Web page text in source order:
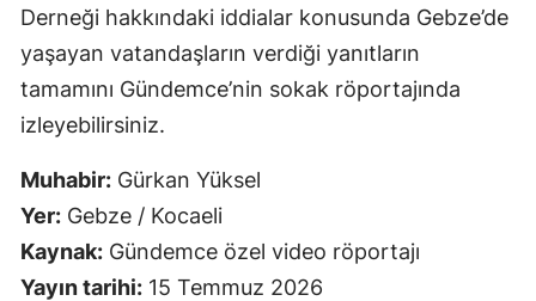
Derneği hakkındaki iddialar konusunda Gebze’de
yaşayan vatandaşların verdiği yanıtların
tamamını Gündemce’nin sokak röportajında
izleyebilirsiniz.
Muhabir: Gürkan Yüksel
Yer: Gebze / Kocaeli
Kaynak: Gündemce özel video röportajı
Yayın tarihi: 15 Temmuz 2026